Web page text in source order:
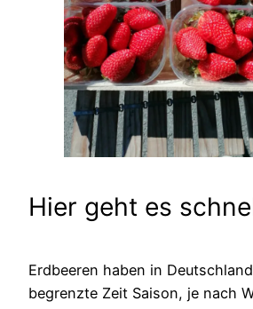
Hier geht es
Erdbeeren haben in
begrenzte Zeit Saison, je nach